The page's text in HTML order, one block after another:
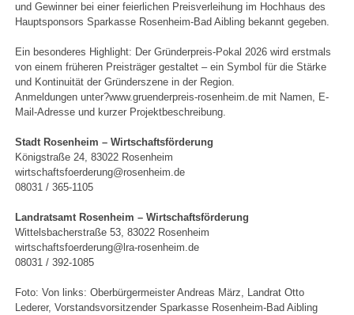
und Gewinner bei einer feierlichen Preisverleihung im Hochhaus des
Hauptsponsors Sparkasse Rosenheim-Bad Aibling bekannt gegeben.
Ein besonderes Highlight: Der Gründerpreis-Pokal 2026 wird erstmals
von einem früheren Preisträger gestaltet – ein Symbol für die Stärke
und Kontinuität der Gründerszene in der Region.
Anmeldungen unter?www.gruenderpreis-rosenheim.de mit Namen, E-
Mail-Adresse und kurzer Projektbeschreibung.
Stadt Rosenheim – Wirtschaftsförderung
Königstraße 24, 83022 Rosenheim
wirtschaftsfoerderung@rosenheim.de
08031 / 365-1105
Landratsamt Rosenheim – Wirtschaftsförderung
Wittelsbacherstraße 53, 83022 Rosenheim
wirtschaftsfoerderung@lra-rosenheim.de
08031 / 392-1085
Foto: Von links: Oberbürgermeister Andreas März, Landrat Otto
Lederer, Vorstandsvorsitzender Sparkasse Rosenheim-Bad Aibling